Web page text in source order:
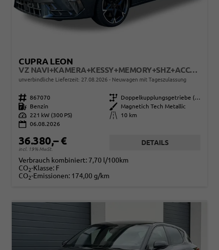
CUPRA LEON
VZ NAVI+KAMERA+KESSY+MEMORY+SHZ+ACC+PDC+LED+19" ALU
unverbindliche Lieferzeit: 27.08.2026 Neuwagen mit Tageszulassung
Fahrzeugnr. 867070 Getriebe
Doppelkupplungsgetriebe (DSG)
Kraftstoff
Benzin Außenfarbe
Magnetich Tech Metallic
Leistung
221 kW (300 PS) Kilometerstand
10 km
06.08.2026
36.380,– €
incl. 19% MwSt.
DETAILS
Verbrauch kombiniert: 7,70 l/100km
CO2-Klasse: F
CO2-Emissionen: 174,00 g/km